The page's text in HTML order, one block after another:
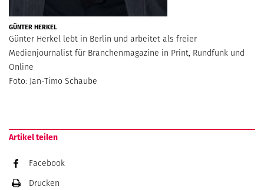
GÜNTER HERKEL
Günter Herkel lebt in Berlin und arbeitet als freier
Medienjournalist für Branchenmagazine in Print, Rundfunk und
Online
Foto: Jan-Timo Schaube
Artikel teilen
Facebook
Drucken